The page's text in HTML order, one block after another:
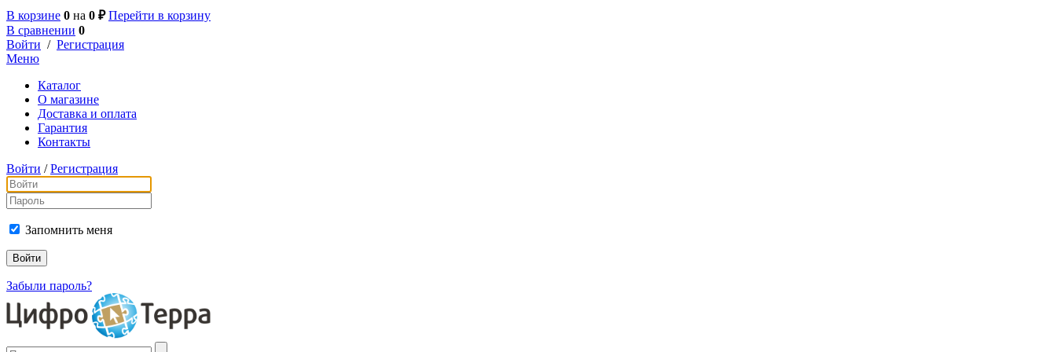
В корзине 0 на 0 ₽ Перейти в корзину
В сравнении 0
Войти / Регистрация
Меню
Каталог
О магазине
Доставка и оплата
Гарантия
Контакты
Войти / Регистрация
Запомнить меня
Забыли пароль?